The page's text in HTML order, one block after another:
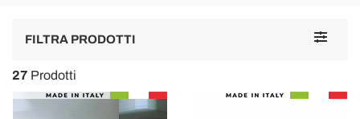
Toggle
FILTRA PRODOTTI
27 Prodotti